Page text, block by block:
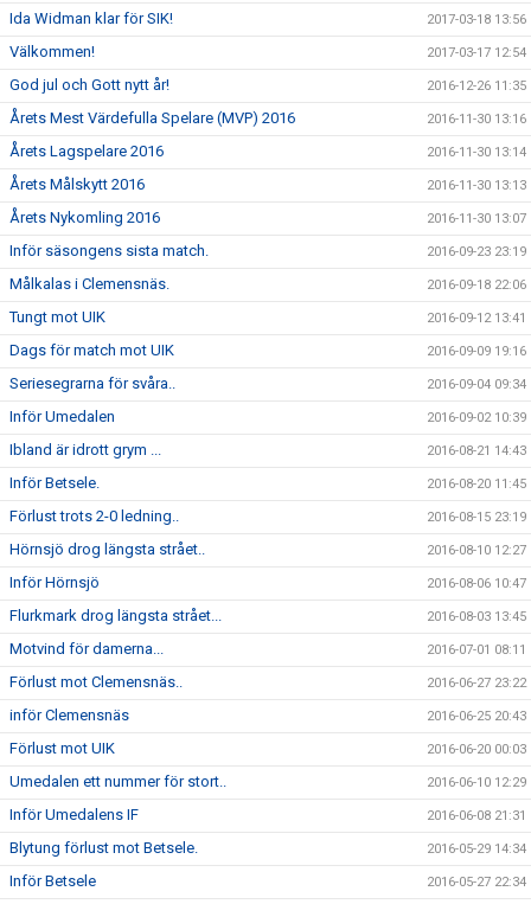
Ida Widman klar för SIK! 2017-03-18 13:56
Välkommen! 2017-03-17 12:54
God jul och Gott nytt år! 2016-12-26 11:35
Årets Mest Värdefulla Spelare (MVP) 2016 2016-11-30 13:16
Årets Lagspelare 2016 2016-11-30 13:14
Årets Målskytt 2016 2016-11-30 13:13
Årets Nykomling 2016 2016-11-30 13:07
Inför säsongens sista match. 2016-09-23 23:19
Målkalas i Clemensnäs. 2016-09-18 22:06
Tungt mot UIK 2016-09-12 13:41
Dags för match mot UIK 2016-09-09 19:16
Seriesegrarna för svåra.. 2016-09-04 09:34
Inför Umedalen 2016-09-02 10:39
Ibland är idrott grym ... 2016-08-21 14:43
Inför Betsele. 2016-08-20 11:45
Förlust trots 2-0 ledning.. 2016-08-15 23:19
Hörnsjö drog längsta strået.. 2016-08-10 12:27
Inför Hörnsjö 2016-08-06 10:47
Flurkmark drog längsta strået... 2016-08-03 13:45
Motvind för damerna... 2016-07-01 08:11
Förlust mot Clemensnäs.. 2016-06-27 23:22
inför Clemensnäs 2016-06-25 20:43
Förlust mot UIK 2016-06-20 00:03
Umedalen ett nummer för stort.. 2016-06-10 12:29
Inför Umedalens IF 2016-06-08 21:31
Blytung förlust mot Betsele. 2016-05-29 14:34
Inför Betsele 2016-05-27 22:34